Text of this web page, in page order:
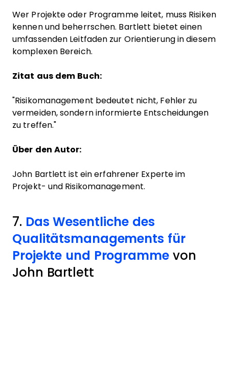
Wer Projekte oder Programme leitet, muss Risiken
kennen und beherrschen. Bartlett bietet einen
umfassenden Leitfaden zur Orientierung in diesem
komplexen Bereich.
Zitat aus dem Buch:
"Risikomanagement bedeutet nicht, Fehler zu
vermeiden, sondern informierte Entscheidungen
zu treffen."
Über den Autor:
John Bartlett ist ein erfahrener Experte im
Projekt- und Risikomanagement.
7. Das Wesentliche des
Qualitätsmanagements für
Projekte und Programmevon
John Bartlett